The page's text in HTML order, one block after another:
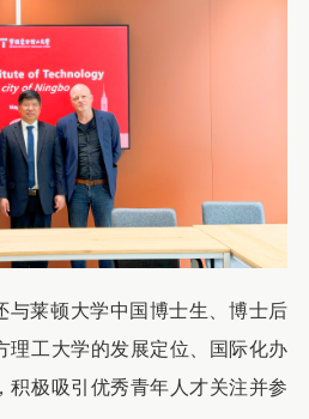
与莱顿大学中国博士生、博士后
理工大学的发展定位、国际化办
积极吸引优秀青年人才关注并参